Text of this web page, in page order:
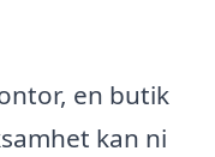
en butik
kan ni